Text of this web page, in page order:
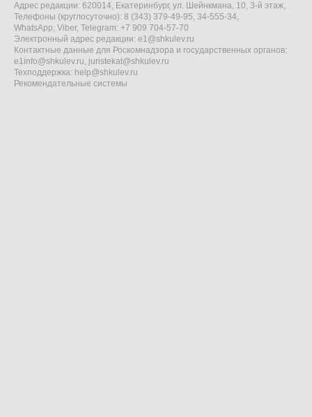
Адрес редакции: 620014, Екатеринбург, ул. Шейнкмана, 10, 3-й этаж,
Телефоны (круглосуточно): 8 (343) 379-49-95, 34-555-34,
WhatsApp, Viber, Telegram: +7 909 704-57-70
Электронный адрес редакции: e1@shkulev.ru
Контактные данные для Роскомнадзора и государственных органов:
e1info@shkulev.ru, juristekat@shkulev.ru
Техподдержка: help@shkulev.ru
Рекомендательные системы